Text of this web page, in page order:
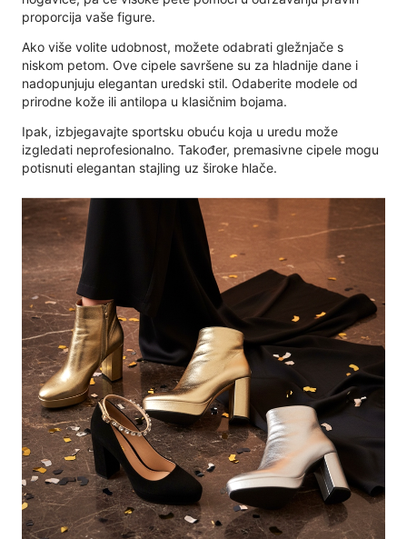
proporcija vaše figure.
Ako više volite udobnost, možete odabrati gležnjače s
niskom petom. Ove cipele savršene su za hladnije dane i
nadopunjuju elegantan uredski stil. Odaberite modele od
prirodne kože ili antilopa u klasičnim bojama.
Ipak, izbjegavajte sportsku obuću koja u uredu može
izgledati neprofesionalno. Također, premasivne cipele mogu
potisnuti elegantan stajling uz široke hlače.